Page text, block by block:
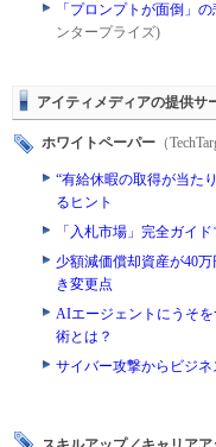
「プロンプトが面倒」
ンタープライズ)
アイティメディアの提供サ
ホワイトペーパー （
“有給休暇の取得が当た
るヒント
「入札市場」完全ガイ
少額減価償却資産が40
き変更点
AIエージェントにうそ
術とは？
サイバー攻撃からビジ